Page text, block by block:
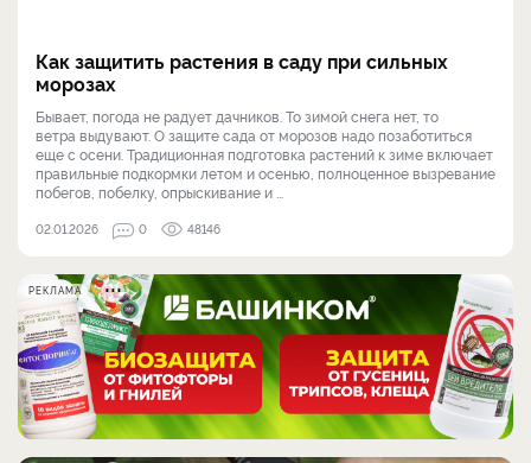
Как защитить растения в саду при сильных
морозах
Бывает, погода не радует дачников. То зимой снега нет, то
ветра выдувают. О защите сада от морозов надо позаботиться
еще с осени. Традиционная подготовка растений к зиме включает
правильные подкормки летом и осенью, полноценное вызревание
побегов, побелку, опрыскивание и ...
02.01.2026 0 48146
РЕКЛАМА